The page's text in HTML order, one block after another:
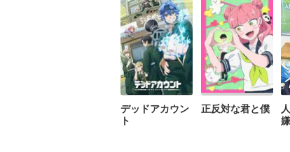
される大ヒット。第5期『ダン
宮都市オラリオが活況に包まれ
娘・シルからベルの元へと届い
ルへの新たな試練が描かれる。
デッドアカウン
ト
正反対な君と僕